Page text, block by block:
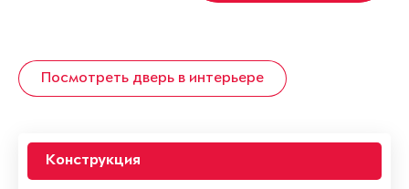
Посмотреть дверь в интерьере
Конструкция